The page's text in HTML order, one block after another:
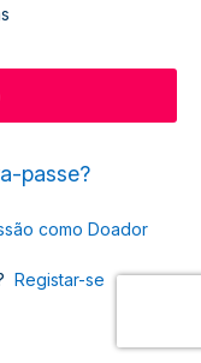
passe?
como Doador
Registar-se